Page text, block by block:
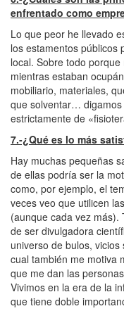
enfrentado como
Lo que peor he llevado
los estamentos públicos
local. Sobre todo
mientras estaban
mobiliario, materiales,
que solventar…
estrictamente de
7.-¿Qué es lo más
Hay muchas pequeñas
de ellas podría ser la
como, por ejemplo, el
veces veo que utilicen
(aunque cada vez más).
de ser divulgadora
universo de bulos,
cual también me motiva
que me dan las
Vivimos en la era de la
que tiene doble